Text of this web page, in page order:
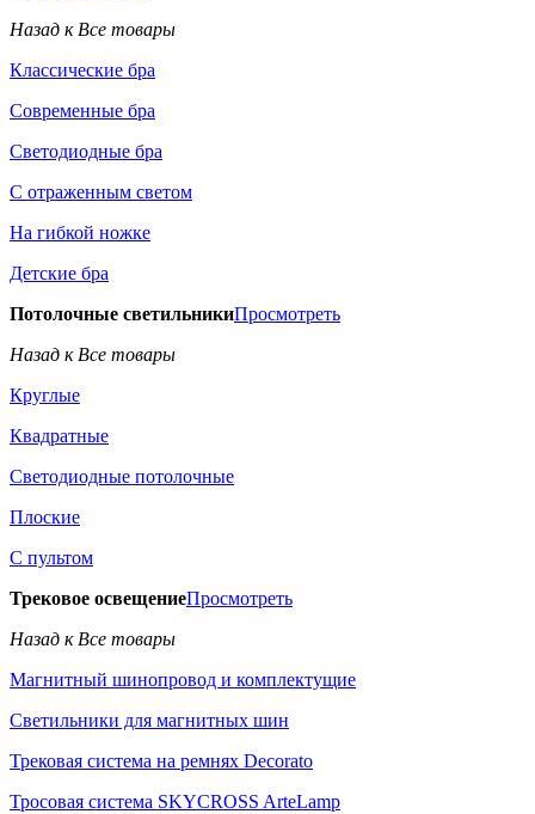
Назад к Все товары
Классические бра
Современные бра
Светодиодные бра
С отраженным светом
На гибкой ножке
Детские бра
Потолочные светильникиПросмотреть
Назад к Все товары
Круглые
Квадратные
Светодиодные потолочные
Плоские
С пультом
Трековое освещениеПросмотреть
Назад к Все товары
Магнитный шинопровод и комплектущие
Светильники для магнитных шин
Трековая система на ремнях Decorato
Тросовая система SKYCROSS ArteLamp